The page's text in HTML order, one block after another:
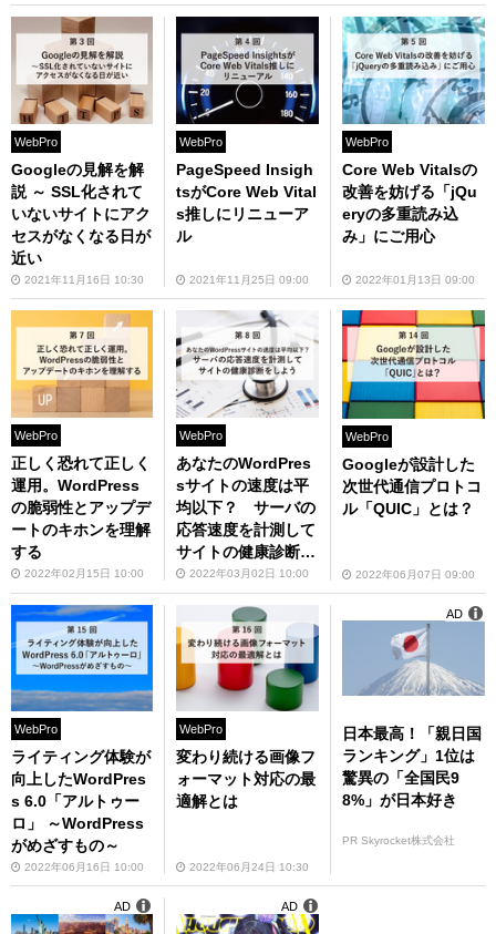
WebPro
Googleの見解を解
説 ～ SSL化されて
いないサイトにアク
セスがなくなる日が
近い
2021年11月16日 10:30
WebPro
PageSpeed Insigh
tsがCore Web Vital
s推しにリニューア
ル
2021年11月25日 09:00
WebPro
Core Web Vitalsの
改善を妨げる「jQu
eryの多重読み込
み」にご用心
2022年01月13日 09:00
WebPro
正しく恐れて正しく
運用。WordPress
の脆弱性とアップデ
ートのキホンを理解
する
2022年02月15日 10:00
WebPro
あなたのWordPres
sサイトの速度は平
均以下？ サーバの
応答速度を計測して
サイトの健康診断を
しよう
2022年03月02日 10:00
WebPro
Googleが設計した
次世代通信プロトコ
ル「QUIC」とは？
2022年06月07日 09:00
WebPro
ライティング体験が
向上したWordPres
s 6.0「アルトゥー
ロ」 ～WordPress
がめざすもの～
2022年06月16日 10:00
WebPro
変わり続ける画像フ
ォーマット対応の最
適解とは
2022年06月24日 10:30
日本最高！「親日国
ランキング」1位は
驚異の「全国民9
8%」が日本好き
PR Skyrocket株式会社
AD
AD AD